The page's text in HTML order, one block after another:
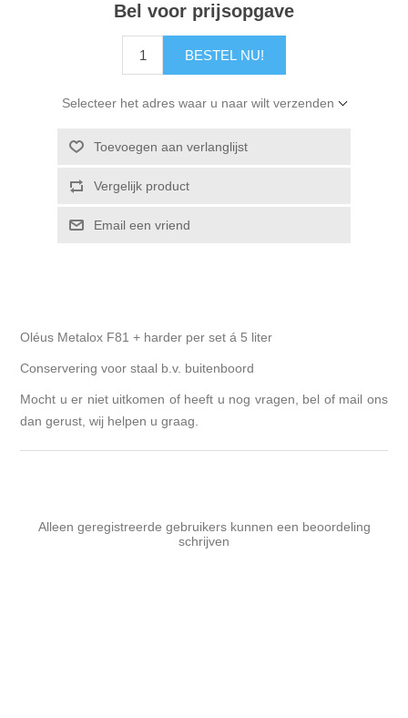
Bel voor prijsopgave
BESTEL NU!
Selecteer het adres waar u naar wilt verzenden
Toevoegen aan verlanglijst
Vergelijk product
Email een vriend
Oléus Metalox F81 + harder per set á 5 liter
Conservering voor staal b.v. buitenboord
Mocht u er niet uitkomen of heeft u nog vragen, bel of mail ons
dan gerust, wij helpen u graag.
Alleen geregistreerde gebruikers kunnen een beoordeling
schrijven